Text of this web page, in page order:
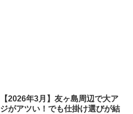
【2026年3月】友ヶ島周辺で大ア
ジがアツい！でも仕掛け選びが結